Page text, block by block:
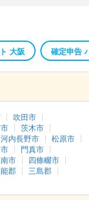
大阪 確定申告
吹田市
茨木市
河内長野市
松原市
門真市
市
四條畷市
郡
三島郡